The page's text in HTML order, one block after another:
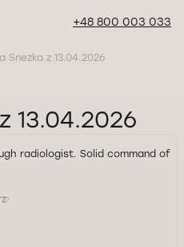
+48 800 003 033
Snezka z 13.04.2026
13.04.2026
radiologist. Solid command of